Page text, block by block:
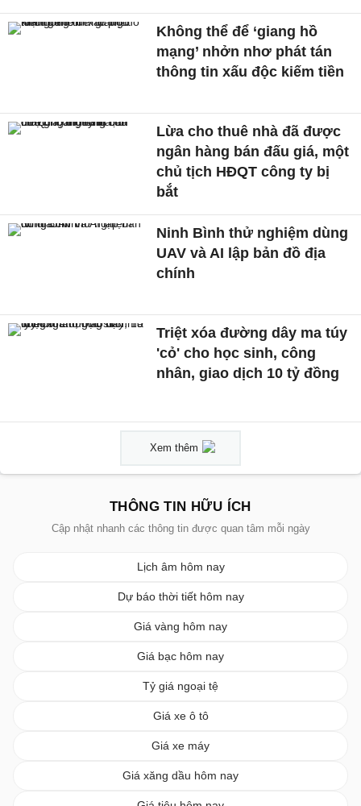
Không thể để ‘giang hồ
mạng’ nhởn nhơ phát tán
thông tin xấu độc kiếm tiền
Lừa cho thuê nhà đã được
ngân hàng bán đấu giá, một
chủ tịch HĐQT công ty bị
bắt
Ninh Bình thử nghiệm dùng
UAV và AI lập bản đồ địa
chính
Triệt xóa đường dây ma túy
'cỏ' cho học sinh, công
nhân, giao dịch 10 tỷ đồng
Xem thêm
THÔNG TIN HỮU ÍCH
Cập nhật nhanh các thông tin được quan tâm mỗi ngày
Lịch âm hôm nay
Dự báo thời tiết hôm nay
Giá vàng hôm nay
Giá bạc hôm nay
Tỷ giá ngoại tệ
Giá xe ô tô
Giá xe máy
Giá xăng dầu hôm nay